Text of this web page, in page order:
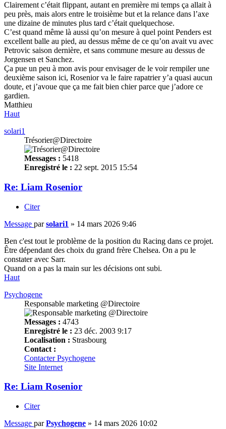
Clairement c’était flippant, autant en première mi temps ça allait à
peu près, mais alors entre le troisième but et la relance dans l’axe
une dizaine de minutes plus tard c’était quelquechose.
C’est quand même là aussi qu’on mesure à quel point Penders est
excellent balle au pied, au dessus même de ce qu’on avait vu avec
Petrovic saison dernière, et sans commune mesure au dessus de
Jorgensen et Sanchez.
Ça pue un peu à mon avis pour envisager de le voir rempiler une
deuxième saison ici, Rosenior va le faire rapatrier y’a quasi aucun
doute, et j’avoue que ça me fait bien chier parce que j’adore ce
gardien.
Matthieu
Haut
solari1
Trésorier@Directoire
Messages : 5418
Enregistré le : 22 sept. 2015 15:54
Re: Liam Rosenior
Citer
Message parsolari1 » 14 mars 2026 9:46
Ben c'est tout le problème de la position du Racing dans ce projet.
Être dépendant des choix du grand frère Chelsea. On a pu le
constater avec Sarr.
Quand on a pas la main sur les décisions ont subi.
Haut
Psychogene
Responsable marketing @Directoire
Messages : 4743
Enregistré le : 23 déc. 2003 9:17
Localisation : Strasbourg
Contact :
Contacter Psychogene
Site Internet
Re: Liam Rosenior
Citer
Message parPsychogene » 14 mars 2026 10:02